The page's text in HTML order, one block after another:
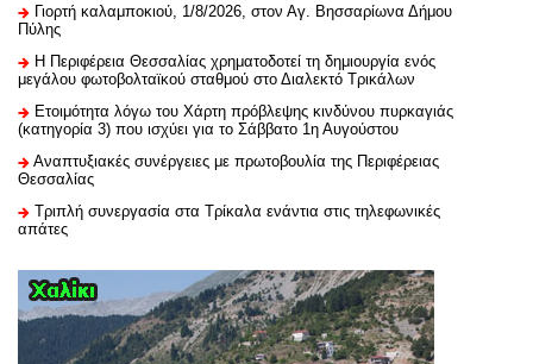
Γιορτή καλαμποκιού, 1/8/2026, στον Αγ. Βησσαρίωνα Δήμου
Πύλης
H Περιφέρεια Θεσσαλίας χρηματοδοτεί τη δημιουργία ενός
μεγάλου φωτοβολταϊκού σταθμού στο Διαλεκτό Τρικάλων
Ετοιμότητα λόγω του Χάρτη πρόβλεψης κινδύνου πυρκαγιάς
(κατηγορία 3) που ισχύει για το Σάββατο 1η Αυγούστου
Αναπτυξιακές συνέργειες με πρωτοβουλία της Περιφέρειας
Θεσσαλίας
Τριπλή συνεργασία στα Τρίκαλα ενάντια στις τηλεφωνικές
απάτες